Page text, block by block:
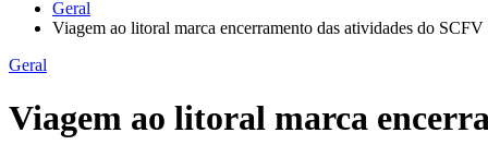
Geral
Viagem ao litoral marca encerramento das atividades do
Geral
Viagem ao litoral marca